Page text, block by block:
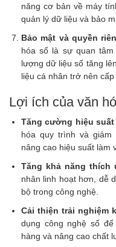
năng cơ bản về máy
quản lý dữ liệu và bảo
Bảo mật và quyền
hóa số là sự quan
lượng dữ liệu số tăng
liệu cá nhân trở nên cấp
Lợi ích của văn
Tăng cường hiệu
hóa quy trình và
nâng cao hiệu suất làm
Tăng khả năng thích
nhân linh hoạt hơn, dễ
bộ trong công nghệ.
Cải thiện trải nghiệm
dụng công nghệ số
hàng và nâng cao chất